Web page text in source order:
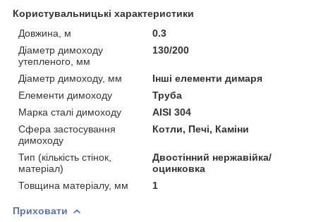
Користувальницькі характеристики
Довжина, м
0.3
Діаметр димоходу
утепленого, мм
130/200
Діаметр димоходу, мм
Інші елементи димаря
Елементи димоходу
Труба
Марка сталі димоходу
AISI 304
Сфера застосування
димоходу
Котли, Печі, Каміни
Тип (кількість стінок,
матеріал)
Двостінний нержавійка/
оцинковка
Товщина матеріалу, мм
1
Приховати